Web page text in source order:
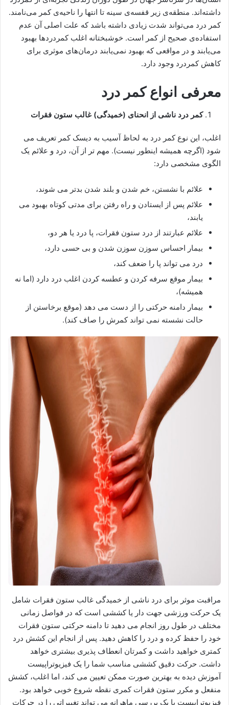
داشته‌اند. منطقه‌ی زیر قفسه‌ی سینه تا انتها را ناحیه‌ی کمر می‌نامند.
کمر درد می‌تواند شدت زیادی داشته باشد که علت اصلی آن عدم
استفاده‌ی صحیح از کمر است. خوشبختانه اغلب کمردردها بهبود
می‌­یابند و در مواقعی که بهبود نمی‌­یابند درمان­‌های موثری برای
کاهش کمردرد وجود دارد.
معرفی انواع کمر درد
کمر درد ناشی از انحنای (خمیدگی) غالب ستون فقرات
اغلب، این نوع کمر درد به لحاظ آسیب به دیسک کمر تعریف می
شود (اگرچه همیشه اینطور نیست). مهم تر از آن، درد و علائم یک
الگوی مشخصی دارد:
علائم با نشستن، خم شدن و بلند شدن بدتر می شوند،
علائم پس از ایستادن و راه رفتن برای مدتی کوتاه بهبود می
یابند،
علائم عبارتند از درد ستون فقرات، پا درد یا هر دو،
بیمار احساس سوزن سوزن شدن و بی حسی دارد،
درد می تواند پا را ضعف کند،
بیمار موقع سرفه کردن و عطسه کردن اغلب درد دارد (اما نه
همیشه)،
بیمار دامنه حرکتی را از دست می دهد (موقع برخاستن از
حالت نشسته نمی تواند کمرش را صاف کند).
مراقبت موثر برای درد ناشی از خمیدگی غالب ستون فقرات شامل
یک حرکت ورزشی جهت دار یا کششی است که در فواصل زمانی
مختلف در طول روز انجام می دهید تا دامنه حرکتی ستون فقرات
خود را حفظ کرده و درد را کاهش دهید. پس از انجام این کشش درد
کمتری خواهید داشت و کمرتان انعطاف پذیری بیشتری خواهد
داشت. حرکت دقیق کششی مناسب شما را یک فیزیوتراپیست
آموزش دیده به بهترین صورت ممکن تعیین می کند، اما اغلب، کشش
منفعل و مکرر ستون فقرات کمری نقطه شروع خوبی خواهد بود.
فیزیوتراپیست با یک بررسی ماهرانه می تواند تغییراتی را در حرکات